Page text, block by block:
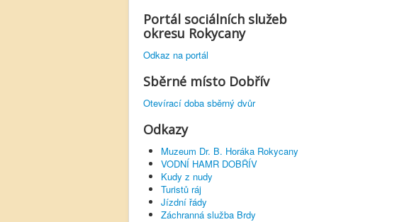
Portál sociálních služeb
okresu Rokycany
Odkaz na portál
Sběrné místo Dobřív
Otevírací doba sběrný dvůr
Odkazy
Muzeum Dr. B. Horáka Rokycany
VODNÍ HAMR DOBŘÍV
Kudy z nudy
Turistů ráj
Jízdní řády
Záchranná služba Brdy